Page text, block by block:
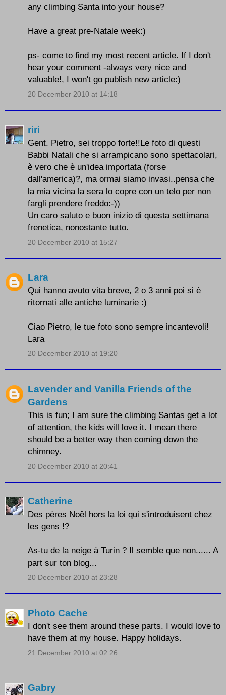
any climbing Santa into your house?
Have a great pre-Natale week:)
ps- come to find my most recent article. If I don't
hear your comment -always very nice and
valuable!, I won't go publish new article:)
20 December 2010 at 14:18
riri
Gent. Pietro, sei troppo forte!!Le foto di questi
Babbi Natali che si arrampicano sono spettacolari,
è vero che è un'idea importata (forse
dall'america)?, ma ormai siamo invasi..pensa che
la mia vicina la sera lo copre con un telo per non
fargli prendere freddo:-))
Un caro saluto e buon inizio di questa settimana
frenetica, nonostante tutto.
20 December 2010 at 15:27
Lara
Qui hanno avuto vita breve, 2 o 3 anni poi si è
ritornati alle antiche luminarie :)
Ciao Pietro, le tue foto sono sempre incantevoli!
Lara
20 December 2010 at 19:20
Lavender and Vanilla Friends of the
Gardens
This is fun; I am sure the climbing Santas get a lot
of attention, the kids will love it. I mean there
should be a better way then coming down the
chimney.
20 December 2010 at 20:41
Catherine
Des pères Noêl hors la loi qui s'introduisent chez
les gens !?
As-tu de la neige à Turin ? Il semble que non...... A
part sur ton blog...
20 December 2010 at 23:28
Photo Cache
I don't see them around these parts. I would love to
have them at my house. Happy holidays.
21 December 2010 at 02:26
Gabry